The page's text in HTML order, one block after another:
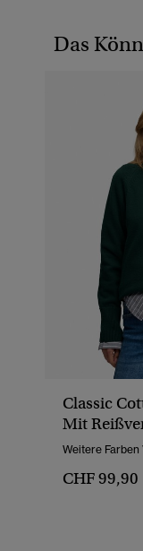
Das
Classic
Mit
Weitere Farben
CHF 99,90